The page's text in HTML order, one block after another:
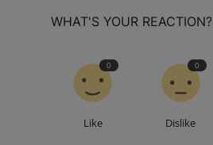
WHAT'S YOUR REACTION?
0
Like
0
Dislike